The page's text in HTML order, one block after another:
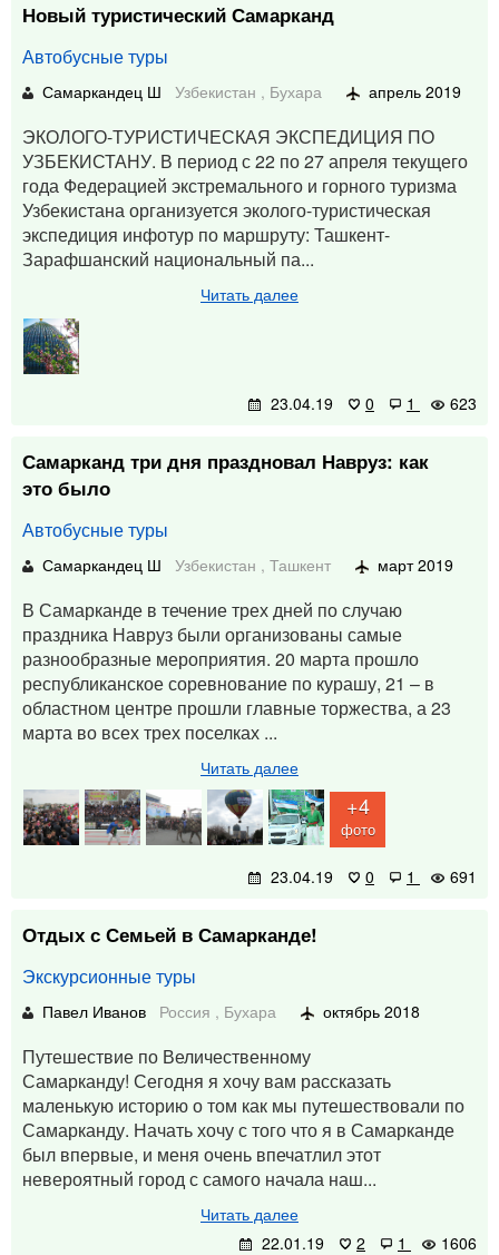
Новый туристический Самарканд
Автобусные туры
Самаркандец Ш Узбекистан , Бухара апрель 2019
ЭКОЛОГО-ТУРИСТИЧЕСКАЯ ЭКСПЕДИЦИЯ ПО
УЗБЕКИСТАНУ. В период с 22 по 27 апреля текущего
года Федерацией экстремального и горного туризма
Узбекистана организуется эколого-туристическая
экспедиция инфотур по маршруту: Ташкент-
Зарафшанский национальный па...
Читать далее
23.04.19 0 1 623
Самарканд три дня праздновал Навруз: как
это было
Автобусные туры
Самаркандец Ш Узбекистан , Ташкент март 2019
В Самарканде в течение трех дней по случаю
праздника Навруз были организованы самые
разнообразные мероприятия. 20 марта прошло
республиканское соревнование по курашу, 21 – в
областном центре прошли главные торжества, а 23
марта во всех трех поселках ...
Читать далее
+4
фото
23.04.19 0 1 691
Отдых с Семьей в Самарканде!
Экскурсионные туры
Павел Иванов Россия , Бухара октябрь 2018
Путешествие по Величественному
Самарканду! Сегодня я хочу вам рассказать
маленькую историю о том как мы путешествовали по
Самарканду. Начать хочу с того что я в Самарканде
был впервые, и меня очень впечатлил этот
невероятный город с самого начала наш...
Читать далее
22.01.19
2 1 1606